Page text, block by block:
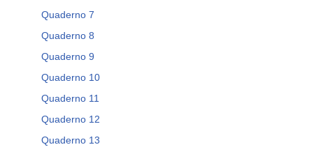
Quaderno 7
Quaderno 8
Quaderno 9
Quaderno 10
Quaderno 11
Quaderno 12
Quaderno 13